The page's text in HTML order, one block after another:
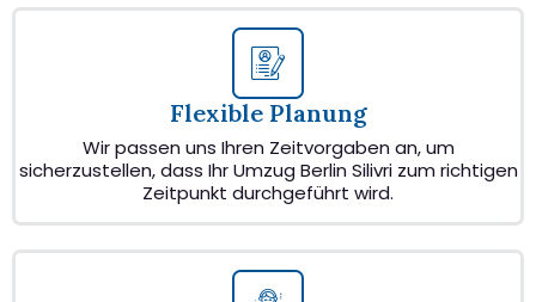
Flexible Planung
Wir passen uns Ihren Zeitvorgaben an, um
sicherzustellen, dass Ihr Umzug Berlin Silivri zum richtigen
Zeitpunkt durchgeführt wird.